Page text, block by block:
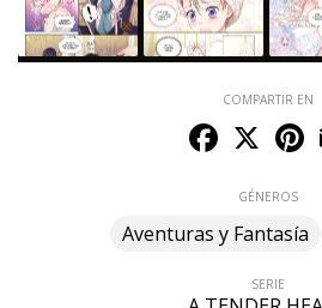
COMPARTIR EN
Facebook
X
GÉNEROS
Aventuras y Fantasía
SERIE